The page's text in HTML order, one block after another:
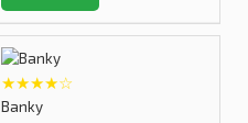
★★★★☆
Banky